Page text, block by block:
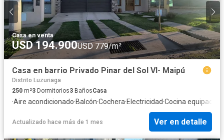
Casa·en venta
USD 194.900USD 779/m²
Casa en barrio Privado Pinar del Sol VI- Maipú
Distrito Luzuriaga
250 m²3 Dormitorios3 BañosCasa
·Aire acondicionado·Balcón·Cochera·Electricidad·Cocina equipada
Actualizado hace más de 1 mes Ver en detalle